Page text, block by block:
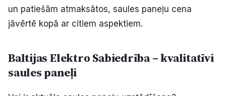
un patiešām atmaksātos, saules paneļu cena
jāvērtē kopā ar citiem aspektiem.
Baltijas Elektro Sabiedrība – kvalitatīvi
saules paneļi